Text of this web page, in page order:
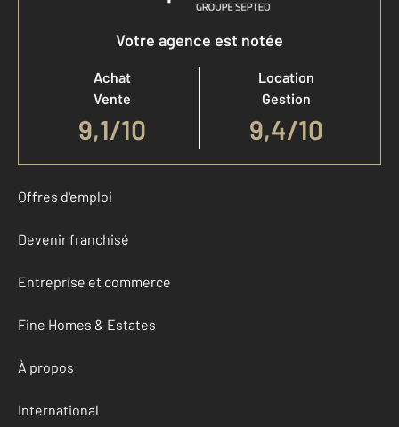
Votre agence est notée
Achat
Vente
9,1/10
Location
Gestion
9,4/10
Offres d'emploi
Devenir franchisé
Entreprise et commerce
Fine Homes & Estates
À propos
International